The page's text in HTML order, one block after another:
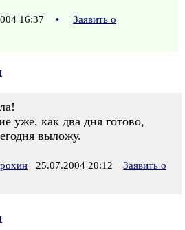
16:37 •
Заявить о
уже, как два дня готово,
выложу.
25.07.2004 20:12
Заявить о